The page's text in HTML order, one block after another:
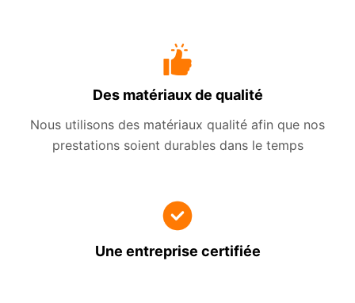
Des matériaux de qualité
Nous utilisons des matériaux qualité afin que nos
prestations soient durables dans le temps
Une entreprise certifiée